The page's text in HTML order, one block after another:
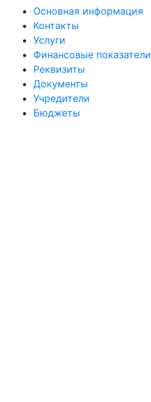
Основная информация
Контакты
Услуги
Финансовые показатели
Реквизиты
Документы
Учредители
Бюджеты